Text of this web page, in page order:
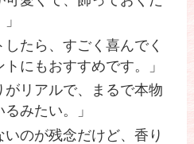
したら、すごく喜んでく
にもおすすめです。」
がリアルで、まるで本物
みたい。」
いのが残念だけど、香り